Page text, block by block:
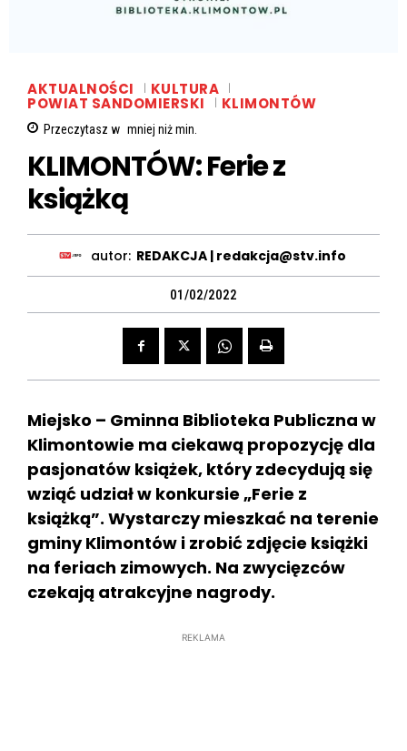
AKTUALNOŚCI KULTURA
POWIAT SANDOMIERSKI KLIMONTÓW
Przeczytasz w mniej niżmin.
KLIMONTÓW: Ferie z
książką
autor: REDAKCJA | redakcja@stv.info
01/02/2022
Miejsko – Gminna Biblioteka Publiczna w
Klimontowie ma ciekawą propozycję dla
pasjonatów książek, który zdecydują się
wziąć udział w konkursie „Ferie z
książką”. Wystarczy mieszkać na terenie
gminy Klimontów i zrobić zdjęcie książki
na feriach zimowych. Na zwycięzców
czekają atrakcyjne nagrody.
REKLAMA